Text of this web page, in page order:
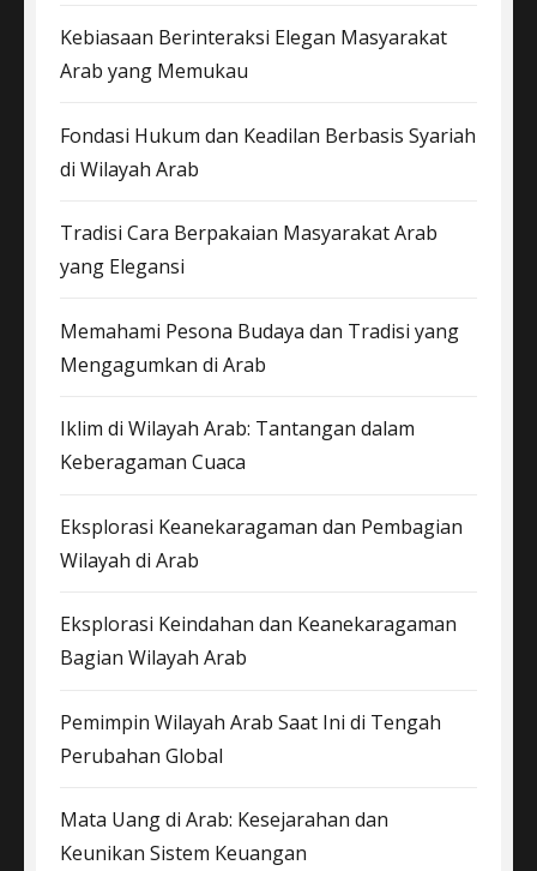
Kebiasaan Berinteraksi Elegan Masyarakat
Arab yang Memukau
Fondasi Hukum dan Keadilan Berbasis Syariah
di Wilayah Arab
Tradisi Cara Berpakaian Masyarakat Arab
yang Elegansi
Memahami Pesona Budaya dan Tradisi yang
Mengagumkan di Arab
Iklim di Wilayah Arab: Tantangan dalam
Keberagaman Cuaca
Eksplorasi Keanekaragaman dan Pembagian
Wilayah di Arab
Eksplorasi Keindahan dan Keanekaragaman
Bagian Wilayah Arab
Pemimpin Wilayah Arab Saat Ini di Tengah
Perubahan Global
Mata Uang di Arab: Kesejarahan dan
Keunikan Sistem Keuangan